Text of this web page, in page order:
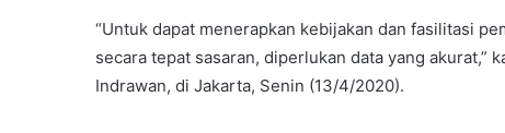
“Untuk dapat menerapkan kebijakan dan fasilitasi
secara tepat sasaran, diperlukan data yang akurat,”
Indrawan, di Jakarta, Senin (13/4/2020).